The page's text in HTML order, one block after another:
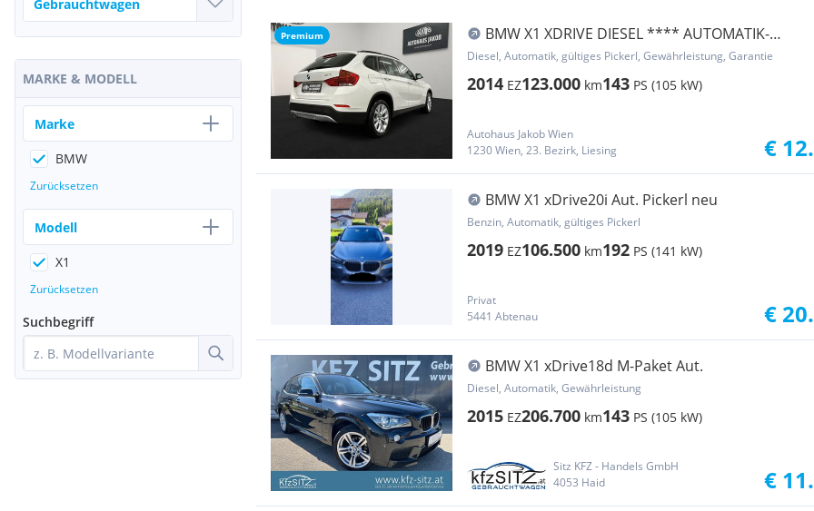
Premium
BMW X1 XDRIVE DIESEL **** AUTOMATIK-
TEMPOMAT-LEDER ...
Diesel, Automatik, gültiges Pickerl, Gewährleistung, Garantie
2014 EZ123.000 km143 PS (105 kW)
Autohaus Jakob Wien
1230 Wien, 23. Bezirk, Liesing
€
BMW X1 xDrive20i Aut. Pickerl neu
Benzin, Automatik, gültiges Pickerl
2019 EZ106.500 km192 PS (141 kW)
Privat
5441 Abtenau
€
BMW X1 xDrive18d M-Paket Aut.
Diesel, Automatik, Gewährleistung
2015 EZ206.700 km143 PS (105 kW)
Sitz KFZ - Handels GmbH
4053 Haid
€
MARKE & MODELL
Marke
BMW
Zurücksetzen
Modell
X1
Zurücksetzen
Suchbegriff